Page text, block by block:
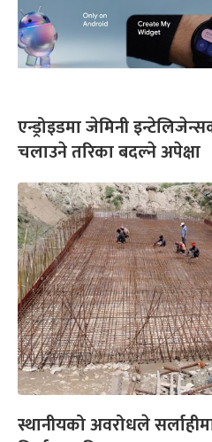
एन्ड्रोइडमा जेमिनी
चलाउने तरिका बदल्ने अपेक्षा
स्थानीयको अवरोधले